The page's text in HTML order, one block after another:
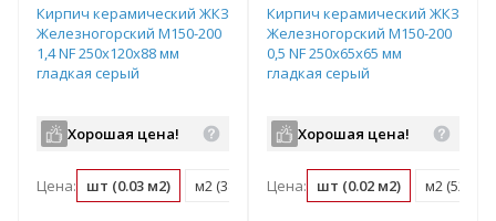
Кирпич керамический ЖКЗ
Железногорский М150-200
1,4 NF 250х120х88 мм
гладкая серый
Хорошая цена!
Цена: шт (0.03 м2) м2 (38 шт) поддон (352 шт)
Кирпич керамический ЖКЗ
Железногорский М150-200
0,5 NF 250х65х65 мм
гладкая серый
Хорошая цена!
Цена: шт (0.02 м2) м2 (52 шт)